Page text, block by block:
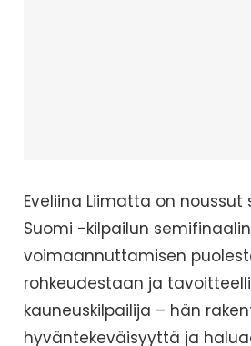
Eveliina Liimatta on
Suomi -kilpailun
voimaannuttamisen
rohkeudestaan ja
kauneuskilpailija – hän
hyväntekeväisyyttä ja